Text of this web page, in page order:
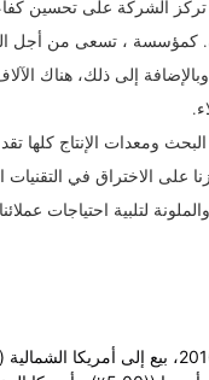
تركز الشركة على تحسين
كمؤسسة ، تسعى من أجل
إلى ذلك، هناك
ومعدات الإنتاج كلها
على الاختراق في
لتلبية احتياجات